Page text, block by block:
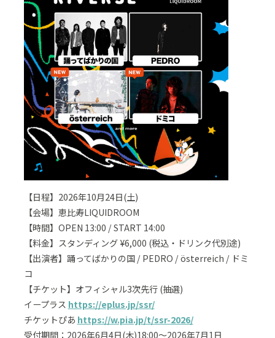
【日程】2026年10月24日(土)
【会場】恵比寿LIQUIDROOM
【時間】OPEN 13:00 / START 14:00
【料金】スタンディング ¥6,000 (税込・ドリンク代別途)
【出演者】踊ってばかりの国 / PEDRO / österreich / ドミ
コ
【チケット】オフィシャル3次先行 (抽選)
イープラス https://eplus.jp/ssr/
チケットぴあ https://w.pia.jp/t/ssr-2026/
受付期間：2026年6月4日(木)18:00〜2026年7月1日